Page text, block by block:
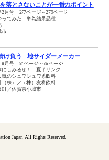
落とさないことが一番のポイント
2月号 277ページ～279ページ
ってみた 単為結果品種
城市
け負う 地サイダーメーカー
8月号 84ページ～85ページ
にしみるぜ！ 夏ドリンク
気のシュワシュワ系飲料
（株）／（株）友桝飲料
町／佐賀県小城市
Japan. All Rights Reserved.